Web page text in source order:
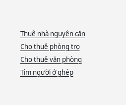
Thuê nhà nguyên căn
Cho thuê phòng trọ
Cho thuê văn phòng
Tìm người ở ghép